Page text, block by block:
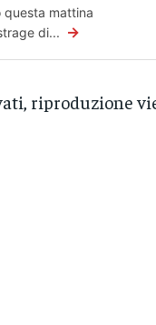
questa mattina
di... →
riproduzione